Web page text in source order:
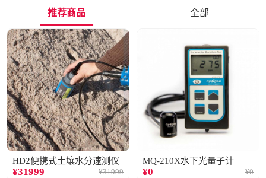
推荐商品 全部
HD2便携式土壤水分速测仪
¥31999 ¥31999
MQ-210X水下光量子计
¥0 ¥0